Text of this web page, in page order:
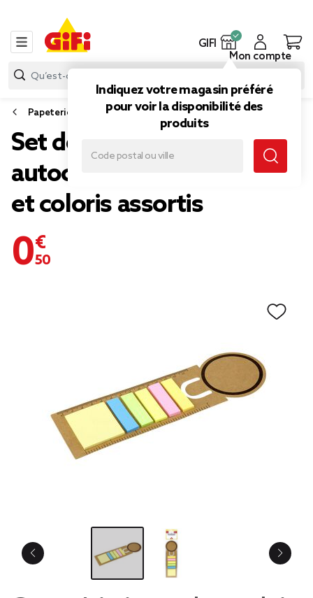
GIFI
Indiquez votre magasin préféré
pour voir la disponibilité des
produits
Mon compte
Papeterie et fournitures bureau
Set de feuillets notes
autocollantes x150 tailles
et coloris assortis
0,50 €